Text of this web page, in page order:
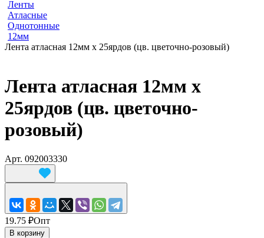
Ленты
Атласные
Однотонные
12мм
Лента атласная 12мм х 25ярдов (цв. цветочно-розовый)
Лента атласная 12мм х
25ярдов (цв. цветочно-
розовый)
Арт. 092003330
19.75 ₽Опт
В корзину